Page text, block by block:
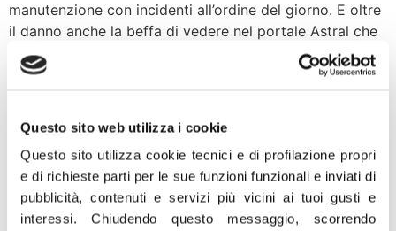
Questo sito web utilizza i cookie
Questo sito utilizza cookie tecnici e di profilazione propri
e di richieste parti per le sue funzioni funzionali e inviati di
pubblicità, contenuti e servizi più vicini ai tuoi gusti e
interessi.Chiudendo questo messaggio, scorrendo
manutenzione con incidenti all’ordine del giorno. E oltre
il danno anche la beffa di vedere nel portale Astral che
queste […]
tutela autori ed editori, ma
sia garantita libertà
espressione